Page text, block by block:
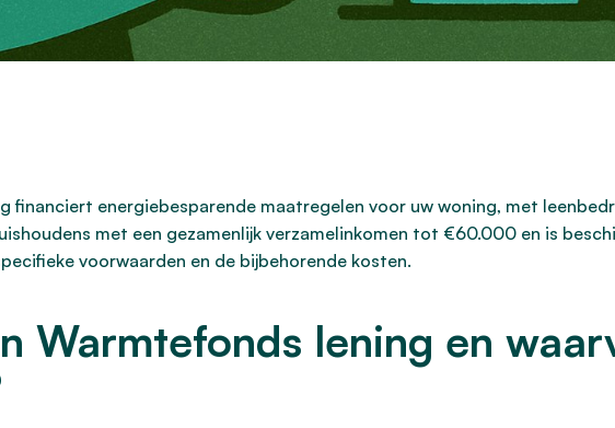
financiert energiebesparende maatregelen voor uw woning, met
met een gezamenlijk verzamelinkomen tot €60.000 en is
voorwaarden en de bijbehorende kosten.
Warmtefonds lening en